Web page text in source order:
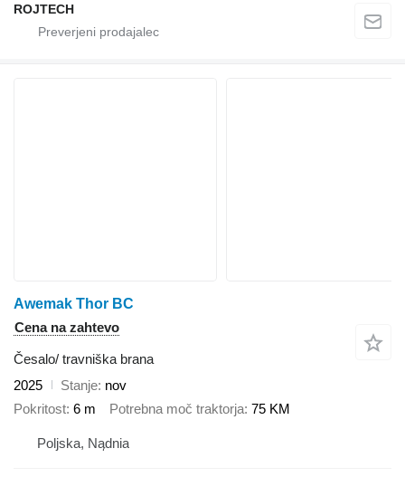
ROJTECH
Awemak Thor BC
Cena na zahtevo
Česalo/ travniška brana
2025
Stanje nov
Pokritost 6 m Potrebna moč traktorja 75 KM
Poljska, Nądnia